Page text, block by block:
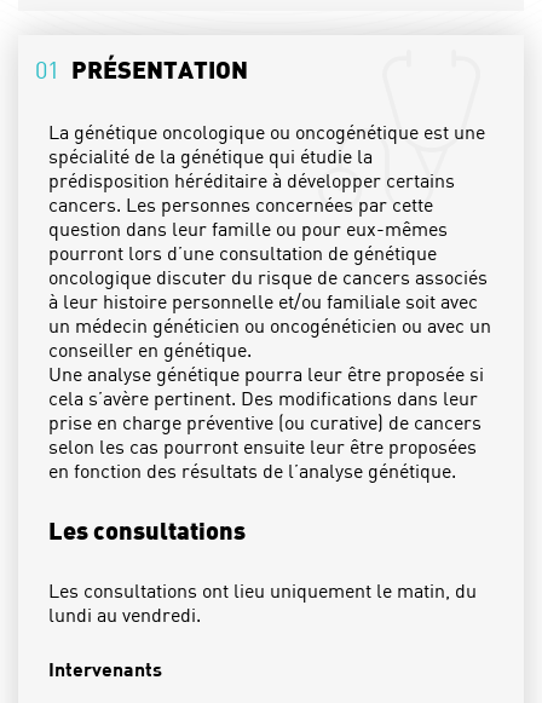
03 L'ÉQUIPE PARAMÉDICALE
04
LES SPÉCIALITÉS
PRENDRE RDV
01 PRÉSENTATION
La génétique oncologique ou oncogénétique est une
spécialité de la génétique qui étudie la
prédisposition héréditaire à développer certains
cancers. Les personnes concernées par cette
question dans leur famille ou pour eux-mêmes
pourront lors d’une consultation de génétique
oncologique discuter du risque de cancers associés
à leur histoire personnelle et/ou familiale soit avec
un médecin généticien ou oncogénéticien ou avec un
conseiller en génétique.
Une analyse génétique pourra leur être proposée si
cela s’avère pertinent. Des modifications dans leur
prise en charge préventive (ou curative) de cancers
selon les cas pourront ensuite leur être proposées
en fonction des résultats de l’analyse génétique.
Les consultations
Les consultations ont lieu uniquement le matin, du
lundi au vendredi.
Intervenants